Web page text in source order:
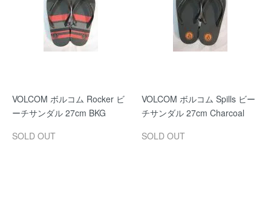
VOLCOM ボルコム Rocker ビ
ーチサンダル 27cm BKG
SOLD OUT
VOLCOM ボルコム Spills ビー
チサンダル 27cm Charcoal
SOLD OUT